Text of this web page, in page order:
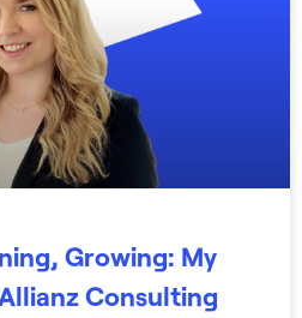
Growing: My
Consulting